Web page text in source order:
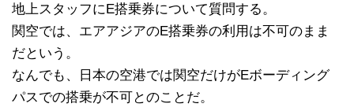
地上スタッフにE搭乗券について質問する。
関空では、エアアジアのE搭乗券の利用は不可のまま
だという。
なんでも、日本の空港では関空だけがEボーディング
パスでの搭乗が不可とのことだ。